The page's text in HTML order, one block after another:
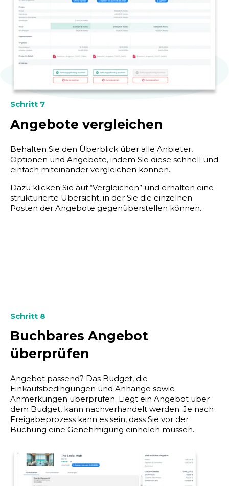
Schritt 7
Angebote vergleichen
Behalten Sie den Überblick über alle Anbieter,
Optionen und Angebote, indem Sie diese schnell und
einfach miteinander vergleichen können.
Dazu klicken Sie auf “Vergleichen” und erhalten eine
strukturierte Übersicht, in der Sie die einzelnen
Posten der Angebote gegenüberstellen können.
Schritt 8
Buchbares Angebot
überprüfen
Angebot passend? Das Budget, die
Einkaufsbedingungen und Anhänge sowie
Anmerkungen überprüfen. Liegt ein Angebot über
dem Budget, kann nachverhandelt werden. Je nach
Freigabeprozess kann es sein, dass Sie vor der
Buchung eine Genehmigung einholen müssen.